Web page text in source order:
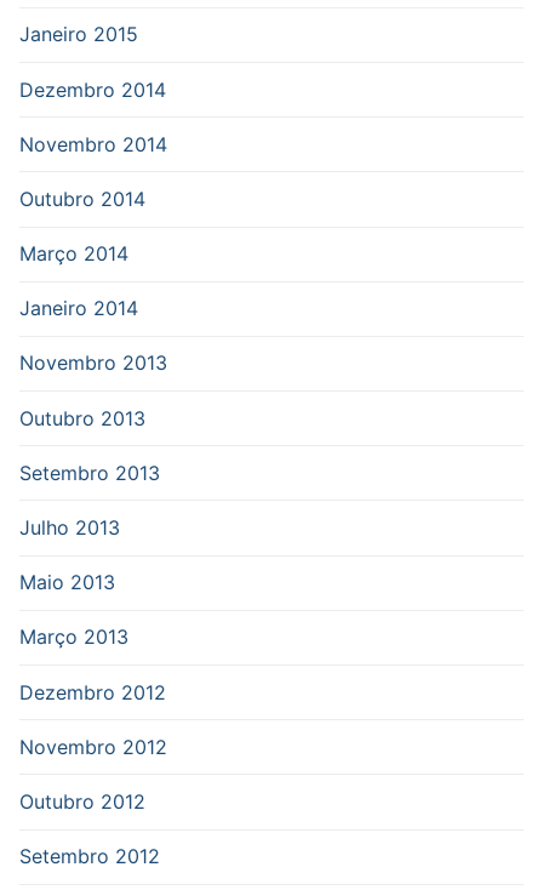
Janeiro 2015
Dezembro 2014
Novembro 2014
Outubro 2014
Março 2014
Janeiro 2014
Novembro 2013
Outubro 2013
Setembro 2013
Julho 2013
Maio 2013
Março 2013
Dezembro 2012
Novembro 2012
Outubro 2012
Setembro 2012